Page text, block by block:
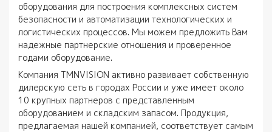
оборудования для построения комплексных систем
безопасности и автоматизации технологических и
логистических процессов. Мы можем предложить Вам
надежные партнерские отношения и проверенное
годами оборудование.
Компания TMNVISION активно развивает собственную
дилерскую сеть в городах России и уже имеет около
10 крупных партнеров с представленным
оборудованием и складским запасом. Продукция,
предлагаемая нашей компанией, соответствует самым